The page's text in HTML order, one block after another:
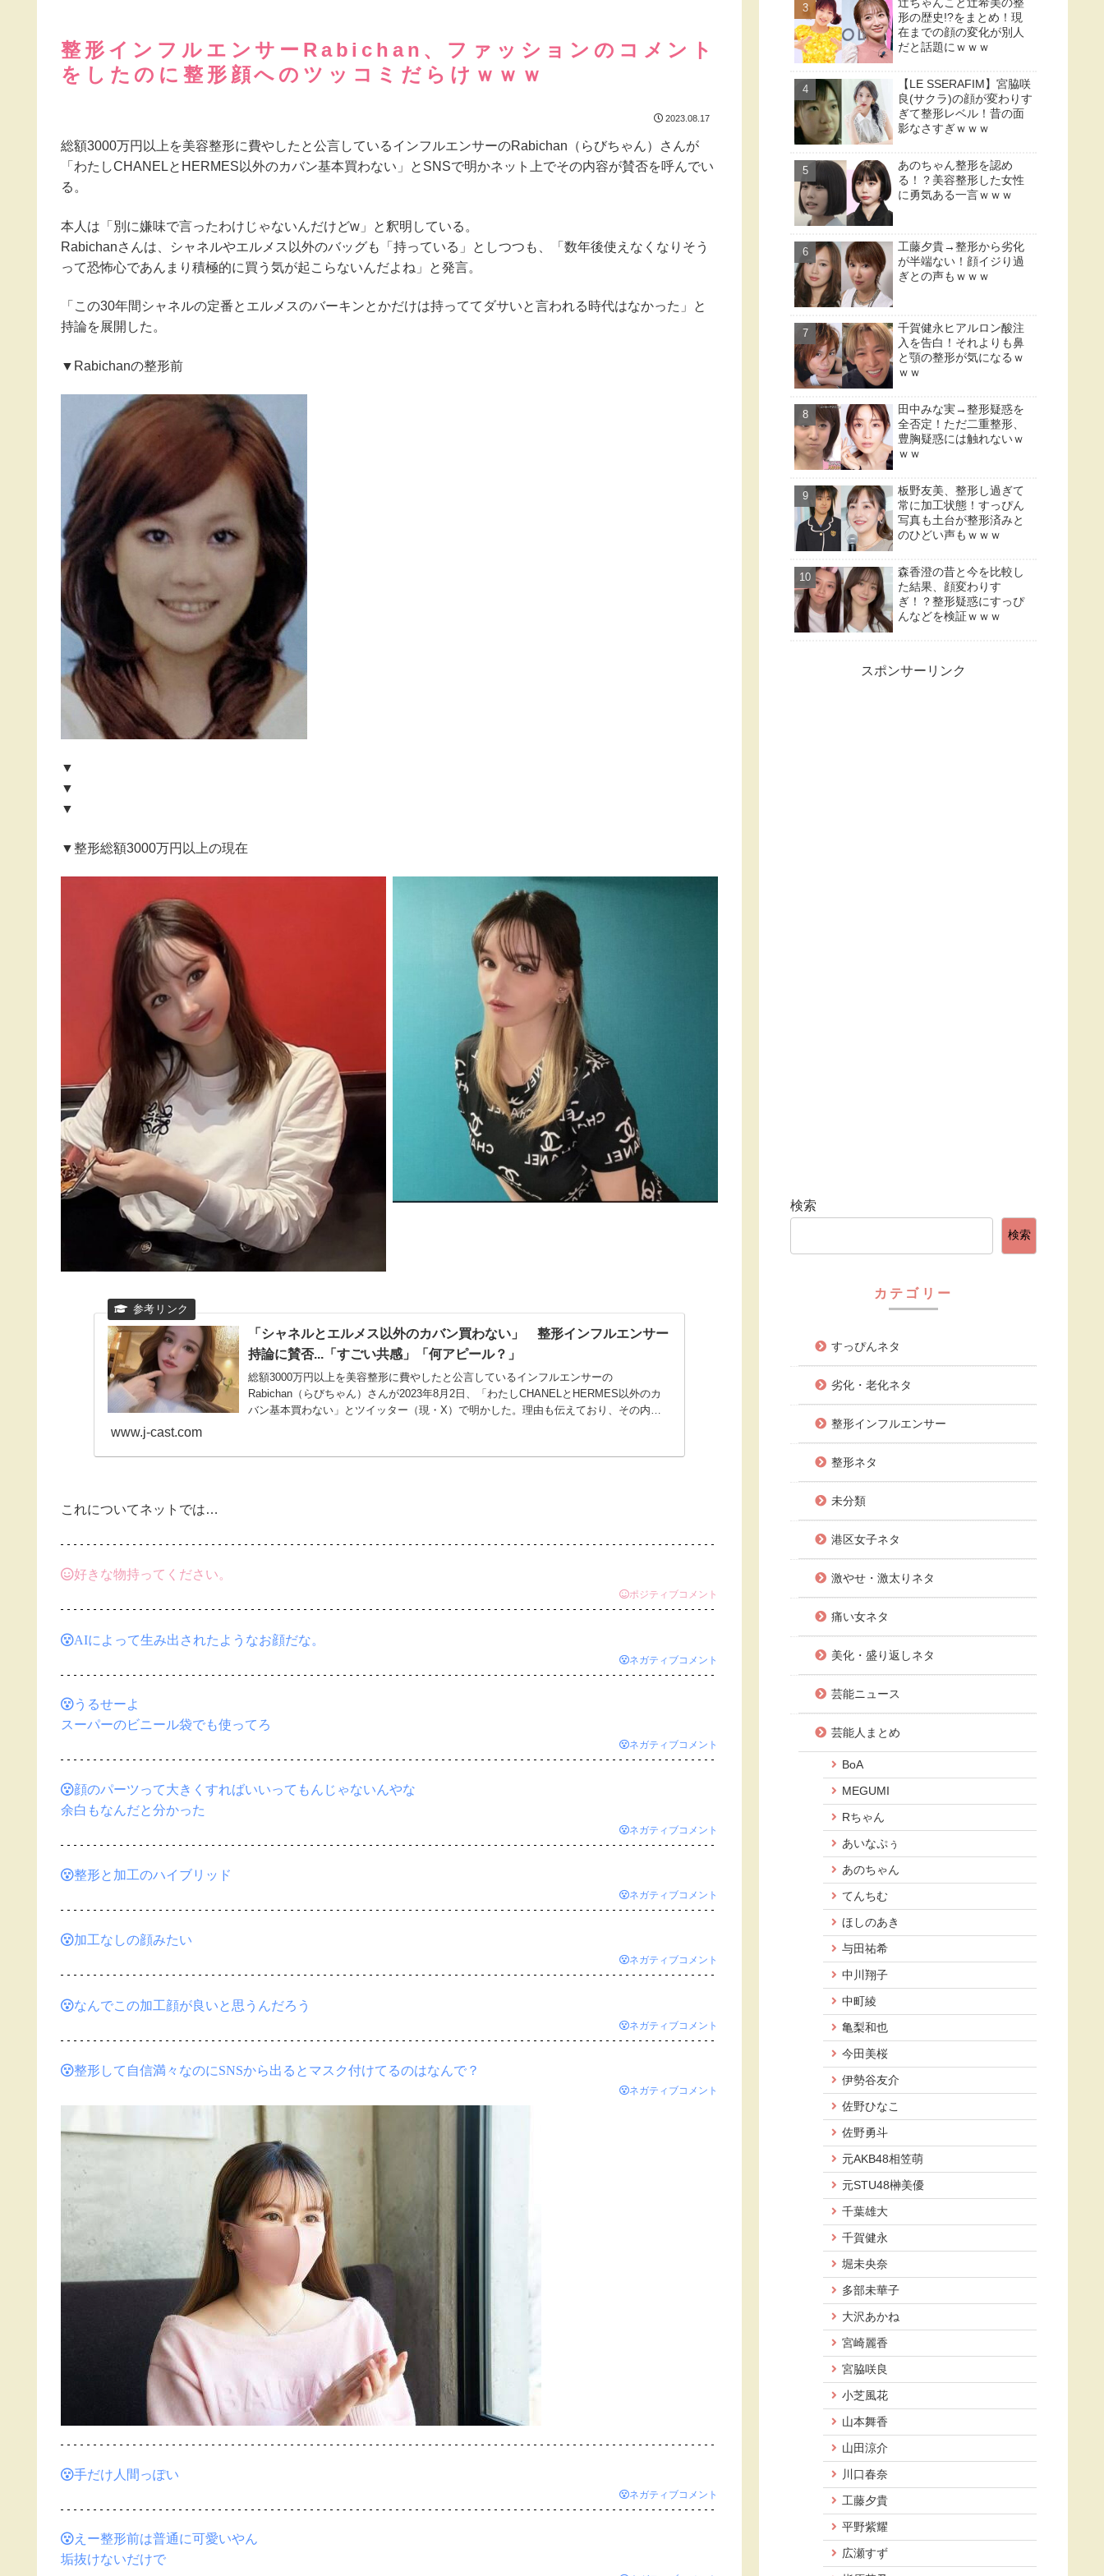
整形インフルエンサーRabichan、ファッションのコメント
をしたのに整形顔へのツッコミだらけｗｗｗ
2023.08.17
総額3000万円以上を美容整形に費やしたと公言しているインフルエンサーのRabichan（らびちゃん）さんが
「わたしCHANELとHERMES以外のカバン基本買わない」とSNSで明かネット上でその内容が賛否を呼んでい
る。
本人は「別に嫌味で言ったわけじゃないんだけどw」と釈明している。
Rabichanさんは、シャネルやエルメス以外のバッグも「持っている」としつつも、「数年後使えなくなりそう
って恐怖心であんまり積極的に買う気が起こらないんだよね」と発言。
「この30年間シャネルの定番とエルメスのバーキンとかだけは持っててダサいと言われる時代はなかった」と
持論を展開した。
▼Rabichanの整形前
▼
▼
▼
▼整形総額3000万円以上の現在
「シャネルとエルメス以外のカバン買わない」 整形インフルエンサー
持論に賛否...「すごい共感」「何アピール？」
総額3000万円以上を美容整形に費やしたと公言しているインフルエンサーの
Rabichan（らびちゃん）さんが2023年8月2日、「わたしCHANELとHERMES以外のカ
バン基本買わない」とツイッター（現・X）で明かした。理由も伝えており、その内容
www.j-cast.com
これについてネットでは…
好きな物持ってください。
ポジティブコメント
AIによって生み出されたようなお顔だな。
ネガティブコメント
うるせーよ
スーパーのビニール袋でも使ってろ
ネガティブコメント
顔のパーツって大きくすればいいってもんじゃないんやな
余白もなんだと分かった
ネガティブコメント
整形と加工のハイブリッド
ネガティブコメント
加工なしの顔みたい
ネガティブコメント
なんでこの加工顔が良いと思うんだろう
ネガティブコメント
整形して自信満々なのにSNSから出るとマスク付けてるのはなんで？
ネガティブコメント
手だけ人間っぽい
ネガティブコメント
えー整形前は普通に可愛いやん
垢抜けないだけで
形の歴史!?をまとめ！現
在までの顔の変化が別人
だと話題にｗｗｗ
【LE SSERAFIM】宮脇咲
良(サクラ)の顔が変わりす
ぎて整形レベル！昔の面
影なさすぎｗｗｗ
あのちゃん整形を認め
る！？美容整形した女性
に勇気ある一言ｗｗｗ
工藤夕貴→整形から劣化
が半端ない！顔イジり過
ぎとの声もｗｗｗ
千賀健永ヒアルロン酸注
入を告白！それよりも鼻
と顎の整形が気になるｗ
ｗｗ
田中みな実→整形疑惑を
全否定！ただ二重整形、
豊胸疑惑には触れないｗ
ｗｗ
板野友美、整形し過ぎて
常に加工状態！すっぴん
写真も土台が整形済みと
のひどい声もｗｗｗ
森香澄の昔と今を比較し
た結果、顔変わりす
ぎ！？整形疑惑にすっぴ
んなどを検証ｗｗｗ
スポンサーリンク
検索
検索
カテゴリー
すっぴんネタ
劣化・老化ネタ
整形インフルエンサー
整形ネタ
未分類
港区女子ネタ
激やせ・激太りネタ
痛い女ネタ
美化・盛り返しネタ
芸能ニュース
芸能人まとめ
BoA
MEGUMI
Rちゃん
あいなぷぅ
あのちゃん
てんちむ
ほしのあき
与田祐希
中川翔子
中町綾
亀梨和也
今田美桜
伊勢谷友介
佐野ひなこ
佐野勇斗
元AKB48相笠萌
元STU48榊美優
千葉雄大
千賀健永
堀未央奈
多部未華子
大沢あかね
宮崎麗香
宮脇咲良
小芝風花
山本舞香
山田涼介
川口春奈
工藤夕貴
平野紫耀
広瀬すず